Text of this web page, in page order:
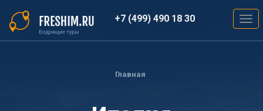
основному
содержанию
+7 (499) 490 18 30
Главная